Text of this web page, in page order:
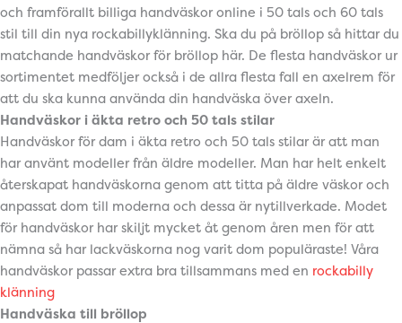
och framförallt billiga handväskor online i 50 tals och 60 tals
stil till din nya rockabillyklänning. Ska du på bröllop så hittar du
matchande handväskor för bröllop här. De flesta handväskor ur
sortimentet medföljer också i de allra flesta fall en axelrem för
att du ska kunna använda din handväska över axeln.
Handväskor i äkta retro och 50 tals stilar
Handväskor för dam i äkta retro och 50 tals stilar är att man
har använt modeller från äldre modeller. Man har helt enkelt
återskapat handväskorna genom att titta på äldre väskor och
anpassat dom till moderna och dessa är nytillverkade. Modet
för handväskor har skiljt mycket åt genom åren men för att
nämna så har lackväskorna nog varit dom populäraste! Våra
handväskor passar extra bra tillsammans med en rockabilly
klänning
Handväska till bröllop